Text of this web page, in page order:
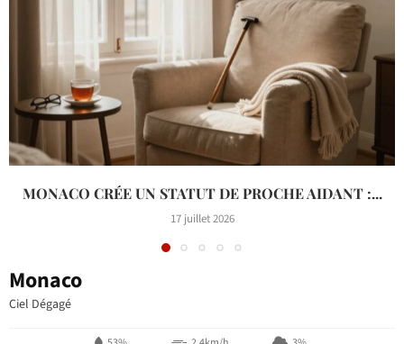
MONACO CRÉE UN STATUT DE PROCHE AIDANT :...
17 juillet 2026
Monaco
Ciel Dégagé